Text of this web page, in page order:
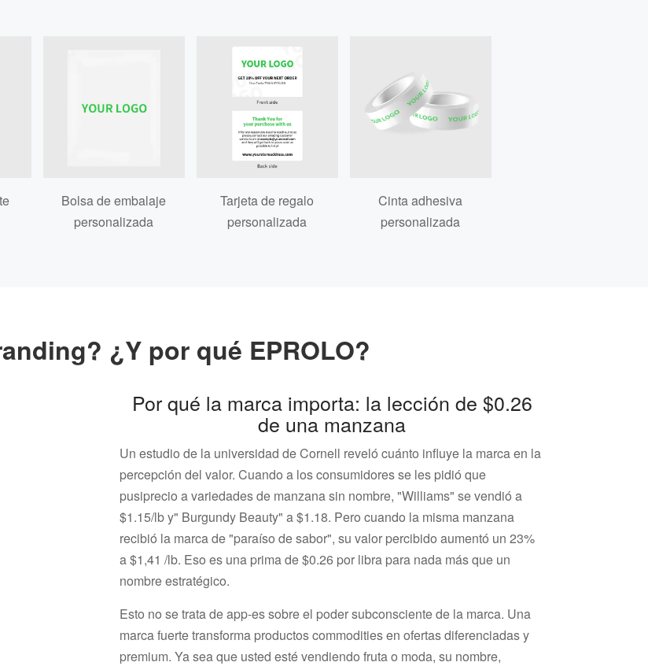
Bolsa de embalaje
personalizada
Tarjeta de regalo
personalizada
Cinta adhesiva
personalizada
¿Y por qué EPROLO?
Por qué la marca importa: la lección de $0.26
de una manzana
Un estudio de la universidad de Cornell reveló cuánto influye la marca en la
percepción del valor. Cuando a los consumidores se les pidió que
pusiprecio a variedades de manzana sin nombre, "Williams" se vendió a
$1.15/lb y" Burgundy Beauty" a $1.18. Pero cuando la misma manzana
recibió la marca de "paraíso de sabor", su valor percibido aumentó un 23%
a $1,41 /lb. Eso es una prima de $0.26 por libra para nada más que un
nombre estratégico.
Esto no se trata de app-es sobre el poder subconsciente de la marca. Una
marca fuerte transforma productos commodities en ofertas diferenciadas y
premium. Ya sea que usted esté vendiendo fruta o moda, su nombre,